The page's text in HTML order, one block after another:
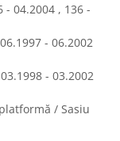
- 04.2004 , 136 -
06.1997 - 06.2002
03.1998 - 03.2002
platformă / Sasiu